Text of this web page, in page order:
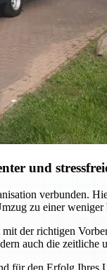
und
verbunden.
zu einer weniger
der richtigen
auch die